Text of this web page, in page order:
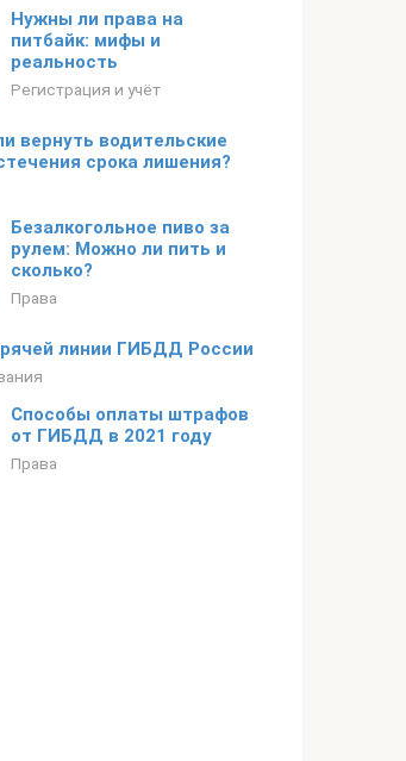
Нужны ли права на
питбайк: мифы и
реальность
Регистрация и учёт
вернуть водительские
срока лишения?
Безалкогольное пиво за
рулем: Можно ли пить и
сколько?
Права
линии ГИБДД России
Способы оплаты штрафов
от ГИБДД в 2021 году
Права